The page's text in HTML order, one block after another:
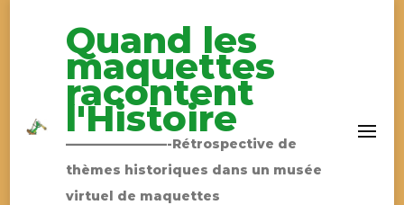
Quand les
maquettes
racontent
l'Histoire
————————-Rétrospective de
thèmes historiques dans un musée
virtuel de maquettes